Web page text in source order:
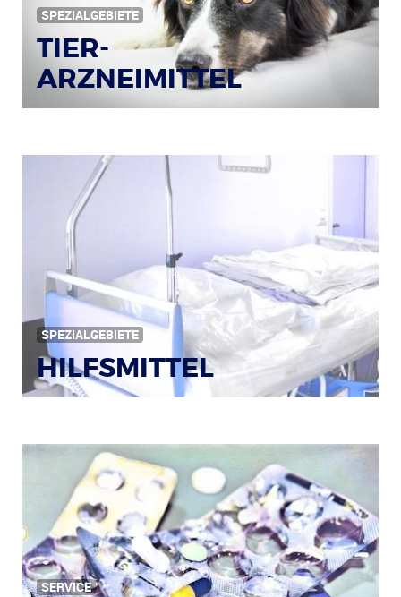
SPEZIALGEBIETE
TIER-
ARZNEIMITTEL
SPEZIALGEBIETE
HILFSMITTEL
Bild: © Rainer Sturm / pixelio.de
SERVICE